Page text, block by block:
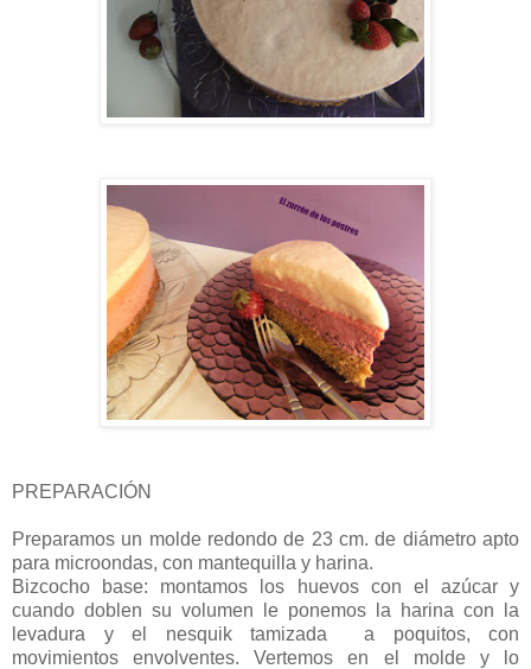
PREPARACIÓN
Preparamos un molde redondo de 23 cm. de diámetro apto
para microondas, con mantequilla y harina.
Bizcocho base: montamos los huevos con el azúcar y
cuando doblen su volumen le ponemos la harina con la
levadura y el nesquik tamizada a poquitos, con
movimientos envolventes. Vertemos en el molde y lo